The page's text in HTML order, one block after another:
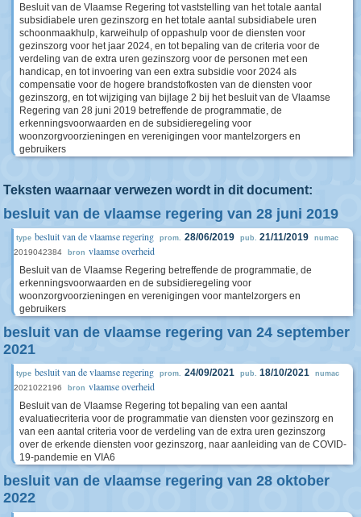
Besluit van de Vlaamse Regering tot vaststelling van het totale aantal
subsidiabele uren gezinszorg en het totale aantal subsidiabele uren
schoonmaakhulp, karweihulp of oppashulp voor de diensten voor
gezinszorg voor het jaar 2024, en tot bepaling van de criteria voor de
verdeling van de extra uren gezinszorg voor de personen met een
handicap, en tot invoering van een extra subsidie voor 2024 als
compensatie voor de hogere brandstofkosten van de diensten voor
gezinszorg, en tot wijziging van bijlage 2 bij het besluit van de Vlaamse
Regering van 28 juni 2019 betreffende de programmatie, de
erkenningsvoorwaarden en de subsidieregeling voor
woonzorgvoorzieningen en verenigingen voor mantelzorgers en
gebruikers
Teksten waarnaar verwezen wordt in dit document:
besluit van de vlaamse regering van 28 juni 2019
type besluit van de vlaamse regering prom. 28/06/2019 pub. 21/11/2019 numac
2019042384 bron vlaamse overheid
Besluit van de Vlaamse Regering betreffende de programmatie, de
erkenningsvoorwaarden en de subsidieregeling voor
woonzorgvoorzieningen en verenigingen voor mantelzorgers en
gebruikers
besluit van de vlaamse regering van 24 september
2021
type besluit van de vlaamse regering prom. 24/09/2021 pub. 18/10/2021 numac
2021022196 bron vlaamse overheid
Besluit van de Vlaamse Regering tot bepaling van een aantal
evaluatiecriteria voor de programmatie van diensten voor gezinszorg en
van een aantal criteria voor de verdeling van de extra uren gezinszorg
over de erkende diensten voor gezinszorg, naar aanleiding van de COVID-
19-pandemie en VIA6
besluit van de vlaamse regering van 28 oktober
2022